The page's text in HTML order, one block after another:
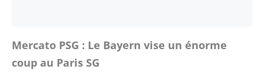
Mercato PSG : Le Bayern vise un énorme
coup au Paris SG